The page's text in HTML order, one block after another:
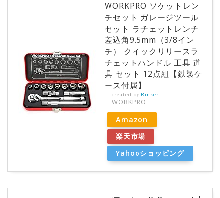
WORKPRO ソケットレン
チセット ガレージツール
セット ラチェットレンチ
差込角9.5mm（3/8イン
チ） クイックリリースラ
チェットハンドル 工具 道
具 セット 12点組【鉄製ケ
ース付属】
created by Rinker
WORKPRO
Amazon
楽天市場
Yahooショッピング